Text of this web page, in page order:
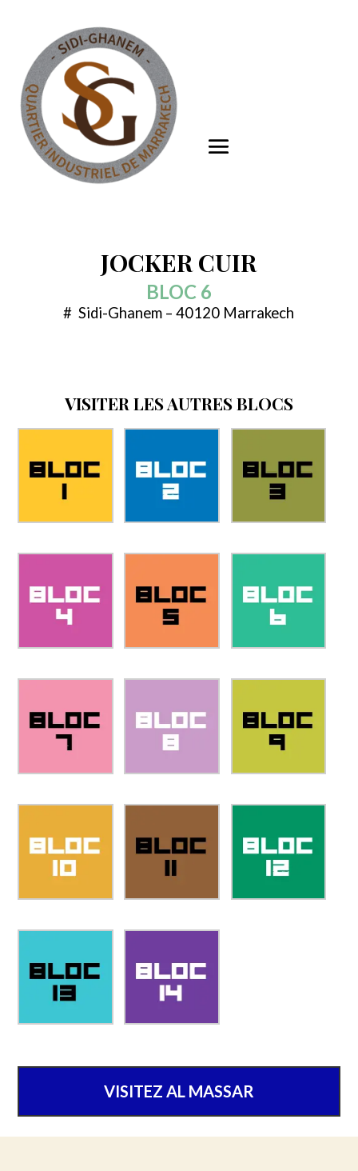
JOCKER CUIR
BLOC 6
# Sidi-Ghanem – 40120 Marrakech
VISITER LES AUTRES BLOCS
VISITEZ AL MASSAR